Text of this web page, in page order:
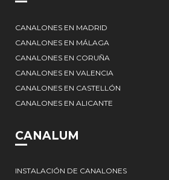
CANALONES EN MADRID
CANALONES EN MÁLAGA
CANALONES EN CORUÑA
CANALONES EN VALENCIA
CANALONES EN CASTELLÓN
CANALONES EN ALICANTE
CANALUM
INSTALACIÓN DE CANALONES